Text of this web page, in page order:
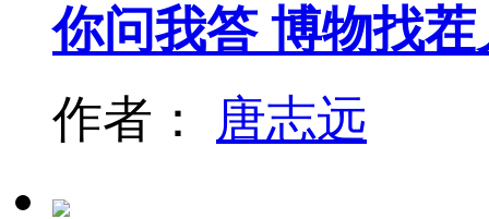
你问我答 博物找茬
作者： 唐志远